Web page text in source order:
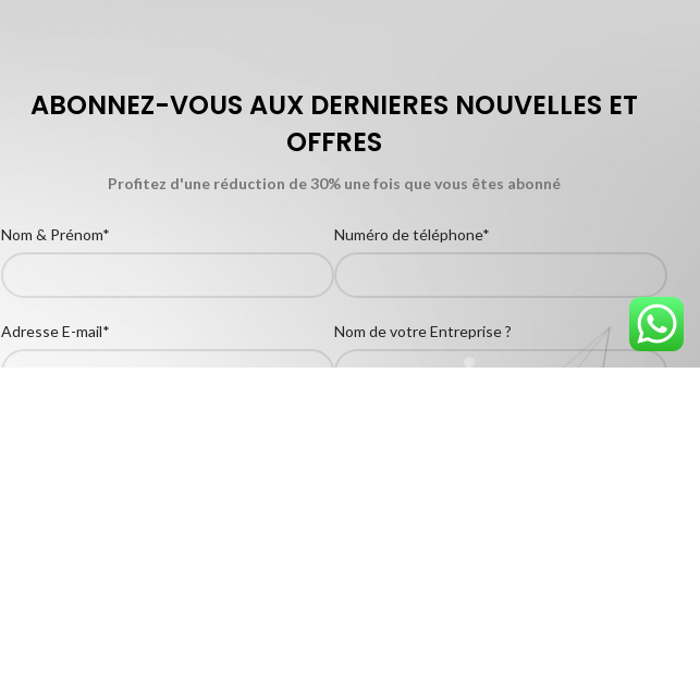
ABONNEZ-VOUS AUX DERNIERES NOUVELLES ET
OFFRES
Profitez d'une réduction de 30% une fois que vous êtes abonné
Nom & Prénom* Numéro de téléphone*
Adresse E-mail* Nom de votre Entreprise ?